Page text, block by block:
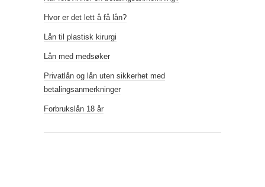
Hvor er det lett å få lån?
Lån til plastisk kirurgi
Lån med medsøker
Privatlån og lån uten sikkerhet med
betalingsanmerkninger
Forbrukslån 18 år